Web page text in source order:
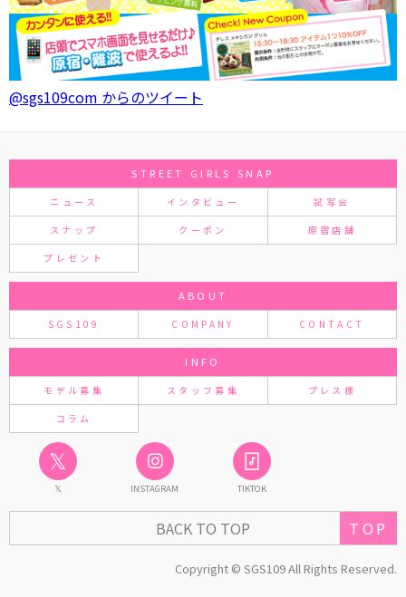
@sgs109com からのツイート
STREET GIRLS SNAP
ニュース インタビュー 試写会
スナップ クーポン 原宿店舗
プレゼント
ABOUT
SGS109 COMPANY CONTACT
INFO
モデル募集 スタッフ募集 プレス様
コラム
𝕏
𝕏 INSTAGRAM TIKTOK
BACK TO TOP
Copyright © SGS109 All Rights Reserved.
TOP